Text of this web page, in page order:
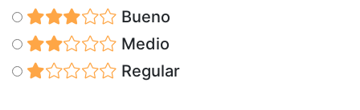
Bueno
Medio
Regular